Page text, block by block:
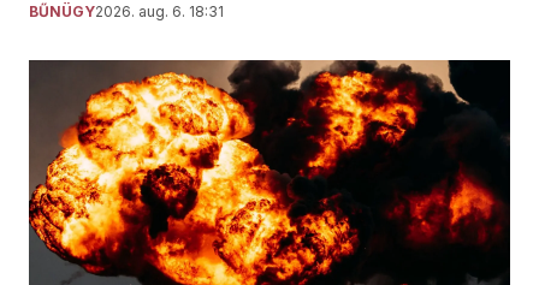
BŰNÜGY2026. aug. 6. 18:31